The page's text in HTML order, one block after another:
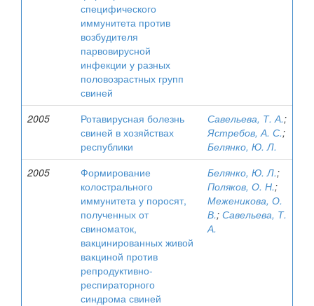
специфического
иммунитета против
возбудителя
парвовирусной
инфекции у разных
половозрастных групп
свиней
2005
Ротавирусная болезнь
свиней в хозяйствах
республики
Савельева, Т. А.;
Ястребов, А. С.;
Белянко, Ю. Л.
2005
Формирование
колострального
иммунитета у поросят,
полученных от
свиноматок,
вакцинированных живой
вакциной против
репродуктивно-
респираторного
синдрома свиней
Белянко, Ю. Л.;
Поляков, О. Н.;
Меженикова, О.
В.; Савельева, Т.
А.